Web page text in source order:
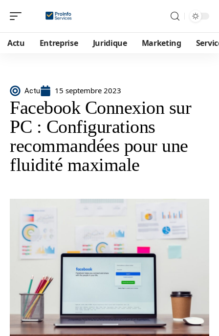
Actu Entreprise Juridique Marketing
Actu 15 septembre 2023
Facebook Connexion sur
PC : Configurations
recommandées pour une
fluidité maximale